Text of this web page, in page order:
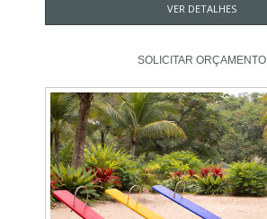
VER DETALHES
SOLICITAR ORÇAMENTO